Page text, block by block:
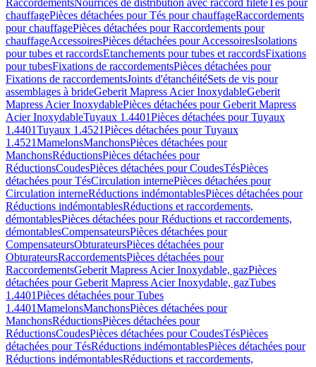
RaccordementsNourrices de distribution avec raccord filetéTés pour
chauffagePièces détachées pour Tés pour chauffageRaccordements
pour chauffagePièces détachées pour Raccordements pour
chauffageAccessoiresPièces détachées pour AccessoiresIsolations
pour tubes et raccordsEtanchements pour tubes et raccordsFixations
pour tubesFixations de raccordementsPièces détachées pour
Fixations de raccordementsJoints d'étanchéitéSets de vis pour
assemblages à brideGeberit Mapress Acier InoxydableGeberit
Mapress Acier InoxydablePièces détachées pour Geberit Mapress
Acier InoxydableTuyaux 1.4401Pièces détachées pour Tuyaux
1.4401Tuyaux 1.4521Pièces détachées pour Tuyaux
1.4521MamelonsManchonsPièces détachées pour
ManchonsRéductionsPièces détachées pour
RéductionsCoudesPièces détachées pour CoudesTésPièces
détachées pour TésCirculation internePièces détachées pour
Circulation interneRéductions indémontablesPièces détachées pour
Réductions indémontablesRéductions et raccordements,
démontablesPièces détachées pour Réductions et raccordements,
démontablesCompensateursPièces détachées pour
CompensateursObturateursPièces détachées pour
ObturateursRaccordementsPièces détachées pour
RaccordementsGeberit Mapress Acier Inoxydable, gazPièces
détachées pour Geberit Mapress Acier Inoxydable, gazTubes
1.4401Pièces détachées pour Tubes
1.4401MamelonsManchonsPièces détachées pour
ManchonsRéductionsPièces détachées pour
RéductionsCoudesPièces détachées pour CoudesTésPièces
détachées pour TésRéductions indémontablesPièces détachées pour
Réductions indémontablesRéductions et raccordements,